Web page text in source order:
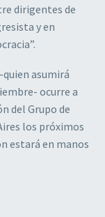
dirigentes de
y en
asumirá
ocurre a
del Grupo de
los próximos
estará en manos